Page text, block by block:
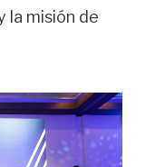
la misión de